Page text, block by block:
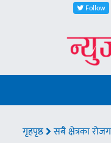
Follow
गृहपृष्ठ सबै क्षेत्रका